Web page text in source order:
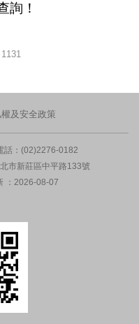
詢！
及安全政策
話：(02)2276-0182
市新莊區中平路133號
：2026-08-07